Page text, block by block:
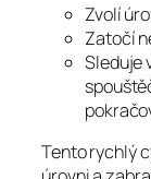
Zvolí
Zatočí
Sleduje
Tento rychlý